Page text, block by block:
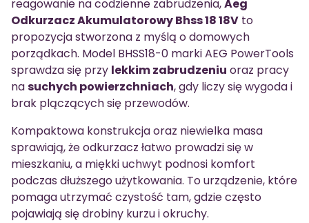
reagowanie na codzienne zabrudzenia,Aeg
Odkurzacz Akumulatorowy Bhss 18 18V to
propozycja stworzona z myślą o domowych
porządkach. Model BHSS18-0 marki AEG PowerTools
sprawdza się przy lekkim zabrudzeniu oraz pracy
nasuchych powierzchniach, gdy liczy się wygoda i
brak plączących się przewodów.
Kompaktowa konstrukcja oraz niewielka masa
sprawiają, że odkurzacz łatwo prowadzi się w
mieszkaniu, a miękki uchwyt podnosi komfort
podczas dłuższego użytkowania. To urządzenie, które
pomaga utrzymać czystość tam, gdzie często
pojawiają się drobiny kurzu i okruchy.